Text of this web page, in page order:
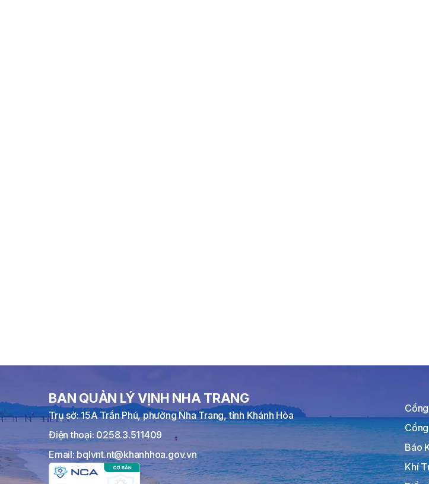
BAN QUẢN LÝ VỊNH NHA TRANG
Trụ sở: 15A Trần Phú, phường Nha Trang, tỉnh Khánh Hòa
Điện thoại: 0258.3.511409
Email: bqlvnt.nt@khanhhoa.gov.vn
Báo
Khí